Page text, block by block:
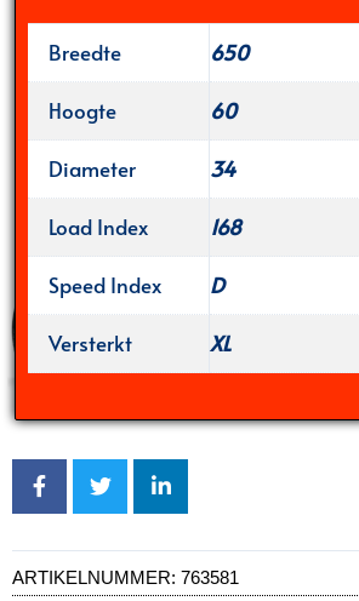
Breedte
650
Hoogte
60
Diameter
34
Load Index
168
Speed Index
D
Versterkt
XL
ARTIKELNUMMER: 763581